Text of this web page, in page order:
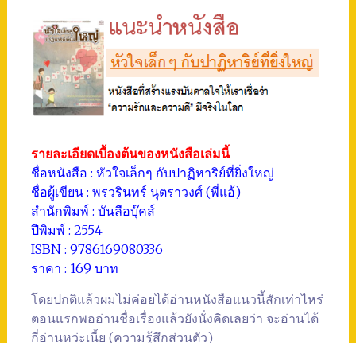
รายละเอียดเบื้องต้นของหนังสือเล่มนี้
ชื่อหนังสือ : หัวใจเล็กๆ กับปาฏิหาริย์ที่ยิ่งใหญ่
ชื่อผู้เขียน : พรวรินทร์ นุตราวงศ์ (พี่แอ้)
สำนักพิมพ์ : บันลือบุ๊คส์
ปีพิมพ์ : 2554
ISBN : 9786169080336
ราคา : 169 บาท
โดยปกติแล้วผมไม่ค่อยได้อ่านหนังสือแนวนี้สักเท่าไหร่
ตอนแรกพออ่านชื่อเรื่องแล้วยังนั่งคิดเลยว่า จะอ่านได้
กี่อ่านหว่ะเนี้ย (ความรู้สึกส่วนตัว)